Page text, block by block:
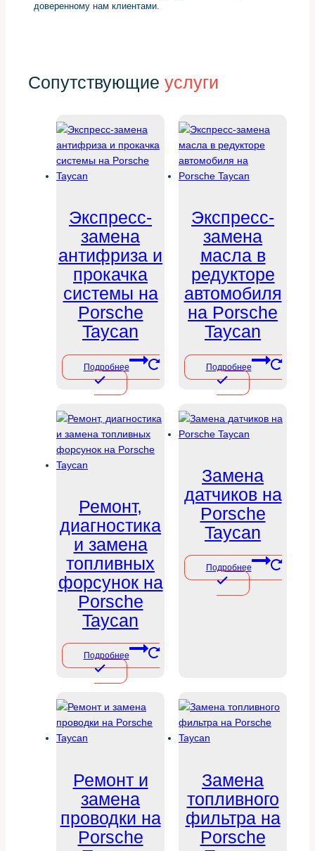
доверенному нам клиентами.
Сопутствующие услуги
Экспресс-
замена
антифриза и
прокачка
системы на
Porsche
Taycan
Подробнее
Экспресс-
замена
масла в
редукторе
автомобиля
на Porsche
Taycan
Подробнее
Ремонт,
диагностика
и замена
топливных
форсунок на
Porsche
Taycan
Подробнее
Замена
датчиков на
Porsche
Taycan
Подробнее
Ремонт и
замена
проводки на
Porsche
Замена
топливного
фильтра на
Porsche